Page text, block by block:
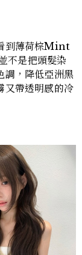
到薄荷棕Mint
不是把頭髮染
調，降低亞洲黑
又帶透明感的冷